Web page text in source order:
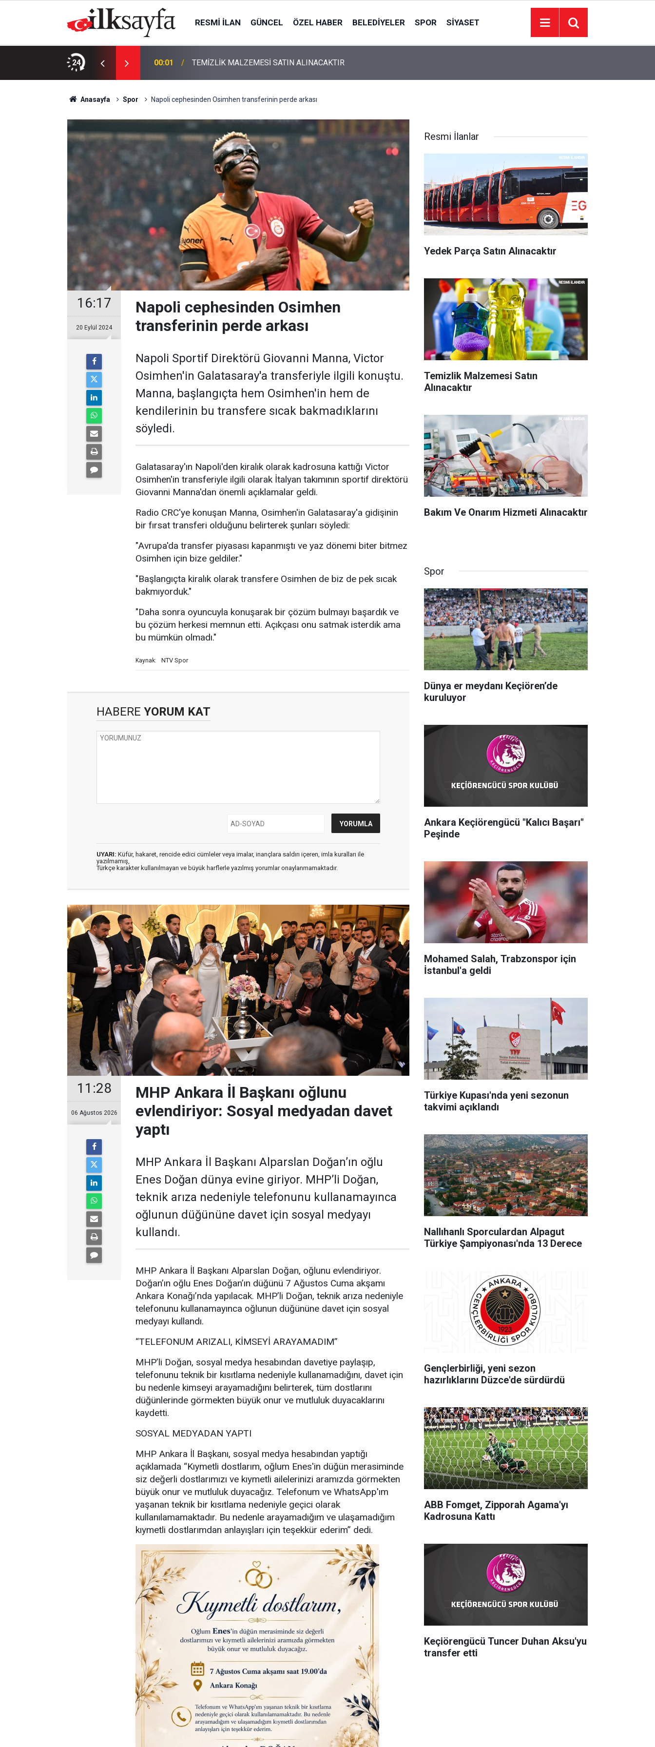
RESMI İLAN GÜNCEL ÖZEL HABER BELEDIYELER SPOR SIYASET
24 00:01 TEMİZLİK MALZEMESİ SATIN ALINACAKTIR
Anasayfa Spor Napoli cephesinden Osimhen transferinin perde arkası
16:17
20 Eylül 2024
Napoli cephesinden Osimhen
transferinin perde arkası
Napoli Sportif Direktörü Giovanni Manna, Victor
Osimhen'in Galatasaray'a transferiyle ilgili konuştu.
Manna, başlangıçta hem Osimhen'in hem de
kendilerinin bu transfere sıcak bakmadıklarını
söyledi.
Galatasaray'ın Napoli'den kiralık olarak kadrosuna kattığı Victor
Osimhen'in transferiyle ilgili olarak İtalyan takımının sportif direktörü
Giovanni Manna'dan önemli açıklamalar geldi.
Radio CRC'ye konuşan Manna, Osimhen'in Galatasaray'a gidişinin
bir fırsat transferi olduğunu belirterek şunları söyledi:
"Avrupa'da transfer piyasası kapanmıştı ve yaz dönemi biter bitmez
Osimhen için bize geldiler."
"Başlangıçta kiralık olarak transfere Osimhen de biz de pek sıcak
bakmıyorduk."
"Daha sonra oyuncuyla konuşarak bir çözüm bulmayı başardık ve
bu çözüm herkesi memnun etti. Açıkçası onu satmak isterdik ama
bu mümkün olmadı."
Kaynak: NTV Spor
HABERE YORUM KAT
UYARI: Küfür, hakaret, rencide edici cümleler veya imalar, inançlara saldırı içeren, imla kuralları ile
yazılmamış,
Türkçe karakter kullanılmayan ve büyük harflerle yazılmış yorumlar onaylanmamaktadır.
11:28
06 Ağustos 2026
MHP Ankara İl Başkanı oğlunu
evlendiriyor: Sosyal medyadan davet
yaptı
MHP Ankara İl Başkanı Alparslan Doğan’ın oğlu
Enes Doğan dünya evine giriyor. MHP’li Doğan,
teknik arıza nedeniyle telefonunu kullanamayınca
oğlunun düğününe davet için sosyal medyayı
kullandı.
MHP Ankara İl Başkanı Alparslan Doğan, oğlunu evlendiriyor.
Doğan’ın oğlu Enes Doğan’ın düğünü 7 Ağustos Cuma akşamı
Ankara Konağı’nda yapılacak. MHP’li Doğan, teknik arıza nedeniyle
telefonunu kullanamayınca oğlunun düğününe davet için sosyal
medyayı kullandı.
“TELEFONUM ARIZALI, KİMSEYİ ARAYAMADIM”
MHP’li Doğan, sosyal medya hesabından davetiye paylaşıp,
telefonunu teknik bir kısıtlama nedeniyle kullanamadığını, davet için
bu nedenle kimseyi arayamadığını belirterek, tüm dostlarını
düğünlerinde görmekten büyük onur ve mutluluk duyacaklarını
kaydetti.
SOSYAL MEDYADAN YAPTI
MHP Ankara İl Başkanı, sosyal medya hesabından yaptığı
açıklamada “Kıymetli dostlarım, oğlum Enes'in düğün merasiminde
siz değerli dostlarımızı ve kıymetli ailelerinizi aramızda görmekten
büyük onur ve mutluluk duyacağız. Telefonum ve WhatsApp'ım
yaşanan teknik bir kısıtlama nedeniyle geçici olarak
kullanılamamaktadır. Bu nedenle arayamadığım ve ulaşamadığım
kıymetli dostlarımdan anlayışları için teşekkür ederim” dedi.
Resmi İlanlar
Yedek Parça Satın Alınacaktır
Temizlik Malzemesi Satın
Alınacaktır
Bakım Ve Onarım Hizmeti Alınacaktır
Spor
Dünya er meydanı Keçiören’de
kuruluyor
Ankara Keçiörengücü "Kalıcı Başarı"
Peşinde
Mohamed Salah, Trabzonspor için
İstanbul'a geldi
Türkiye Kupası'nda yeni sezonun
takvimi açıklandı
Nallıhanlı Sporculardan Alpagut
Türkiye Şampiyonası'nda 13 Derece
Gençlerbirliği, yeni sezon
hazırlıklarını Düzce'de sürdürdü
ABB Fomget, Zipporah Agama'yı
Kadrosuna Kattı
Keçiörengücü Tuncer Duhan Aksu'yu
transfer etti